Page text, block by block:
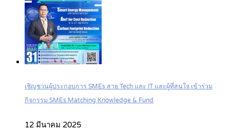
เชิญชวนผู้ประกอบการ SMEs สาย Tech และ IT และผู้ที่สนใจ เข้าร่วม
กิจกรรม SMEs Matching Knowledge & Fund
12 มีนาคม 2025